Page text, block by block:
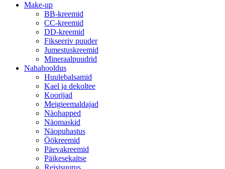
Make-up
BB-kreemid
CC-kreemid
DD-kreemid
Fikseeriv puuder
Jumestuskreemid
Mineraalpuudrid
Nahahooldus
Huulebalsamid
Kael ja dekoltee
Koorijad
Meigieemaldajad
Näohapped
Näomaskid
Näopuhastus
Öökreemid
Päevakreemid
Päikesekaitse
Reisisuurus